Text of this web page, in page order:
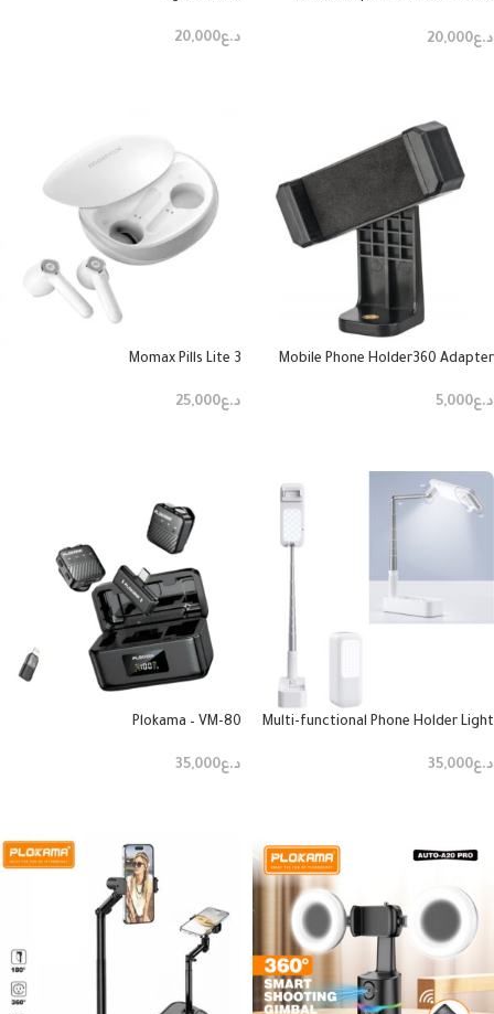
Rotatable Phone Holder (KF31.196)
د.ع20,000 د.ع20,000
Mobile Phone Holder360 Adapter
د.ع5,000
Momax Pills Lite 3
د.ع25,000
Multi-functional Phone Holder Light
د.ع35,000
Plokama – VM-80
د.ع35,000